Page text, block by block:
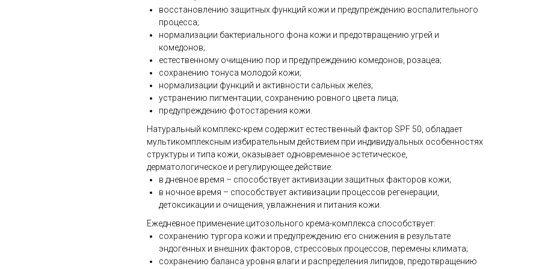
восстановлению защитных функций кожи и предупреждению воспалительного
процесса;
нормализации бактериального фона кожи и предотвращению угрей и
комедонов;
естественному очищению пор и предупреждению комедонов, розацеа;
сохранению тонуса молодой кожи;
нормализации функций и активности сальных желёз;
устранению пигментации, сохранению ровного цвета лица;
предупреждению фотостарения кожи.
Натуральный комплекс-крем содержит естественный фактор SPF 50, обладает
мультикомплексным избирательным действием при индивидуальных особенностях
структуры и типа кожи, оказывает одновременное эстетическое,
дерматологическое и регулирующее действие:
в дневное время – способствует активизации защитных факторов кожи;
в ночное время – способствует активизации процессов регенерации,
детоксикации и очищения, увлажнения и питания кожи.
Ежедневное применение цитозольного крема-комплекса способствует:
сохранению тургора кожи и предупреждению его снижения в результате
эндогенных и внешних факторов, стрессовых процессов, перемены климата;
сохранению баланса уровня влаги и распределения липидов, предотвращению